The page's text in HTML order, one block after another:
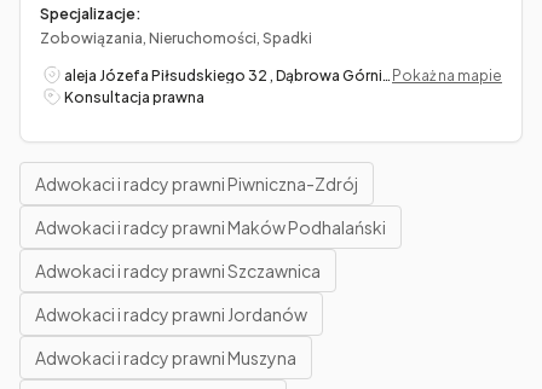
Specjalizacje:
Zobowiązania, Nieruchomości, Spadki
aleja Józefa Piłsudskiego 32 , Dąbrowa Górnicza Pokaż na mapie
Konsultacja prawna
Adwokaci i radcy prawni Piwniczna-Zdrój
Adwokaci i radcy prawni Maków Podhalański
Adwokaci i radcy prawni Szczawnica
Adwokaci i radcy prawni Jordanów
Adwokaci i radcy prawni Muszyna